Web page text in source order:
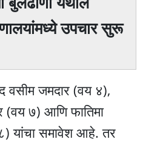
उपचार सुरू
वसीम जमदार (वय ४),
(वय ७) आणि फातिमा
यांचा समावेश आहे. तर